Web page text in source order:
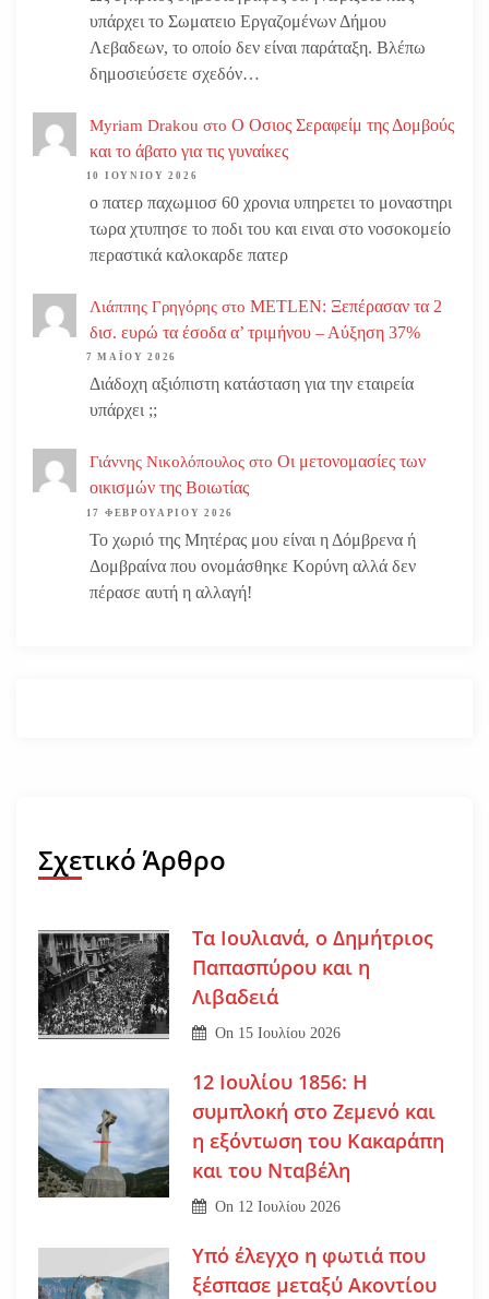
υπάρχει το Σωματειο Εργαζομένων Δήμου
Λεβαδεων, το οποίο δεν είναι παράταξη. Βλέπω
δημοσιεύσετε σχεδόν…
Myriam Drakou στο Ο Οσιος Σεραφείμ της Δομβούς
και το άβατο για τις γυναίκες
10 ΙΟΥΝΊΟΥ 2026
ο πατερ παχωμιοσ 60 χρονια υπηρετει το μοναστηρι
τωρα χτυπησε το ποδι του και ειναι στο νοσοκομείο
περαστικά καλοκαρδε πατερ
Λιάππης Γρηγόρης στο METLEN: Ξεπέρασαν τα 2
δισ. ευρώ τα έσοδα α’ τριμήνου – Αύξηση 37%
7 ΜΑΪ́ΟΥ 2026
Διάδοχη αξιόπιστη κατάσταση για την εταιρεία
υπάρχει ;;
Γιάννης Νικολόπουλος στο Οι μετονομασίες των
οικισμών της Βοιωτίας
17 ΦΕΒΡΟΥΑΡΊΟΥ 2026
Το χωριό της Μητέρας μου είναι η Δόμβρενα ή
Δομβραίνα που ονομάσθηκε Κορύνη αλλά δεν
πέρασε αυτή η αλλαγή!
Σχετικό Άρθρο
Τα Ιουλιανά, ο Δημήτριος
Παπασπύρου και η
Λιβαδειά
On 15 Ιουλίου 2026
12 Ιουλίου 1856: Η
συμπλοκή στο Ζεμενό και
η εξόντωση του Κακαράπη
και του Νταβέλη
On 12 Ιουλίου 2026
Υπό έλεγχο η φωτιά που
ξέσπασε μεταξύ Ακοντίου